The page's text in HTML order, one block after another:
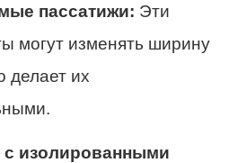
пассатижи: Эти
могут изменять ширину
делает их
с изолированными